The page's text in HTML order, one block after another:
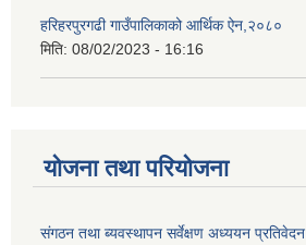
हरिहरपुरगढी गाउँपालिकाको आर्थिक ऐन,२०८०
मिति: 08/02/2023 - 16:16
योजना तथा परियोजना
संगठन तथा ब्यवस्थापन सर्वेक्षण अध्ययन प्रतिवेदन